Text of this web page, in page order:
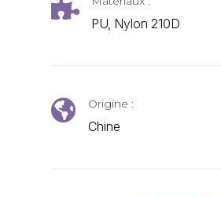

PU, Nylon 210D
 Origine :
Chine